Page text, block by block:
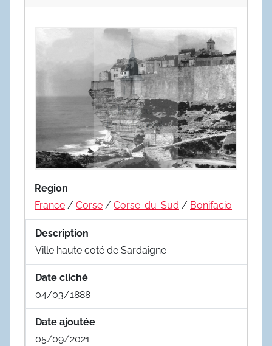
Region
France / Corse / Corse-du-Sud / Bonifacio
Description
Ville haute coté de Sardaigne
Date cliché
04/03/1888
Date ajoutée
05/09/2021